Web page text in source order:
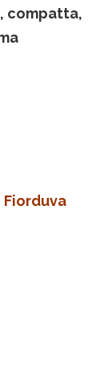
compatta,
Fiorduva